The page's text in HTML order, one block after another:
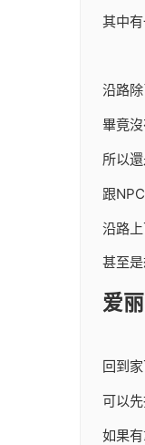
其中
沿路
畢竟
所以
跟
沿路
甚至
爱
回到
可以
如果